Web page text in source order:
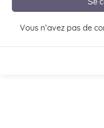
Se
Vous n’avez pas de